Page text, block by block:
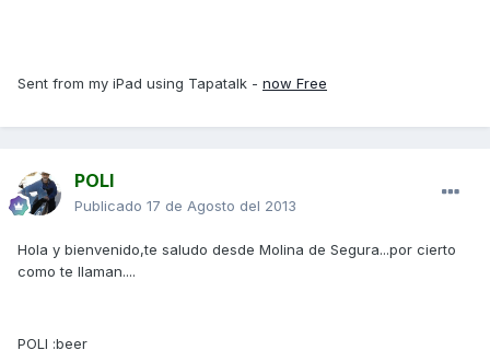
Sent from my iPad using Tapatalk - now Free
POLI
Publicado 17 de Agosto del 2013
Hola y bienvenido,te saludo desde Molina de Segura...por cierto
como te llaman....
POLI :beer